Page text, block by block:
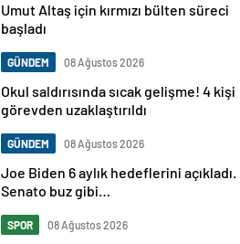
Umut Altaş için kırmızı bülten süreci
başladı
GÜNDEM 08 Ağustos 2026
Okul saldırısında sıcak gelişme! 4 kişi
görevden uzaklaştırıldı
GÜNDEM 08 Ağustos 2026
Joe Biden 6 aylık hedeflerini açıkladı.
Senato buz gibi…
SPOR 08 Ağustos 2026